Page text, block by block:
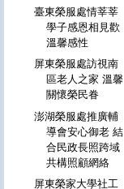
臺東榮服處情莘莘
學子感恩相見歡
溫馨感性
屏東榮服處訪視南
區老人之家 溫馨
關懷榮民眷
澎湖榮服處推廣輔
導會安心御老 結
合民政長照跨域
共構照顧網絡
屏東榮家大學社工